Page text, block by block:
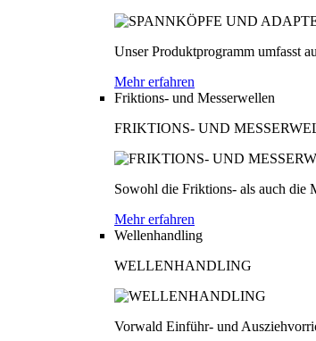
Unser Produktprogramm umfasst
Mehr erfahren
Friktions- und Messerwellen
FRIKTIONS- UND
Sowohl die Friktions- als auch die
Mehr erfahren
Wellenhandling
WELLENHANDLING
Vorwald Einführ- und